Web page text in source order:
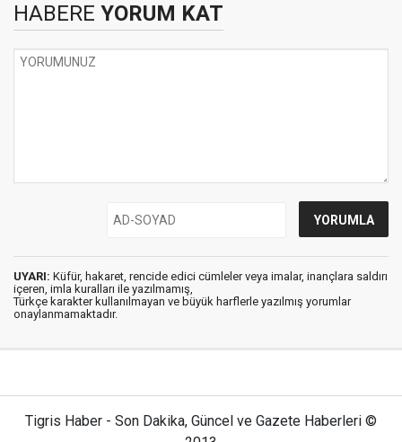
HABERE YORUM KAT
UYARI: Küfür, hakaret, rencide edici cümleler veya imalar, inançlara saldırı
içeren, imla kuralları ile yazılmamış,
Türkçe karakter kullanılmayan ve büyük harflerle yazılmış yorumlar
onaylanmamaktadır.
Tigris Haber - Son Dakika, Güncel ve Gazete Haberleri ©